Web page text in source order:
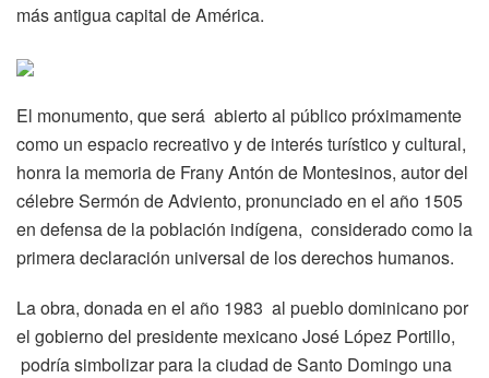
más antigua capital de América.
El monumento, que será abierto al público próximamente
como un espacio recreativo y de interés turístico y cultural,
honra la memoria de Frany Antón de Montesinos, autor del
célebre Sermón de Adviento, pronunciado en el año 1505
en defensa de la población indígena, considerado como la
primera declaración universal de los derechos humanos.
La obra, donada en el año 1983 al pueblo dominicano por
el gobierno del presidente mexicano José López Portillo,
podría simbolizar para la ciudad de Santo Domingo una